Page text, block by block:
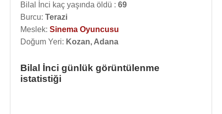
Bilal İnci kaç yaşında öldü : 69
Burcu: Terazi
Meslek: Sinema Oyuncusu
Doğum Yeri: Kozan, Adana
Bilal İnci günlük görüntülenme
istatistiği